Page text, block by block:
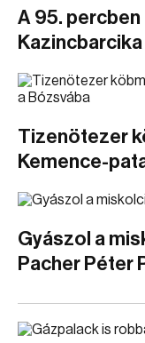
A 95.
Kazincbarcika
Tizenötezer
Kemence-
Gyászol a
Pacher Péter